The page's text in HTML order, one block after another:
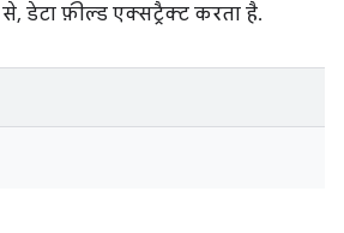
डेटा फ़ील्ड एक्सट्रैक्ट करता है.